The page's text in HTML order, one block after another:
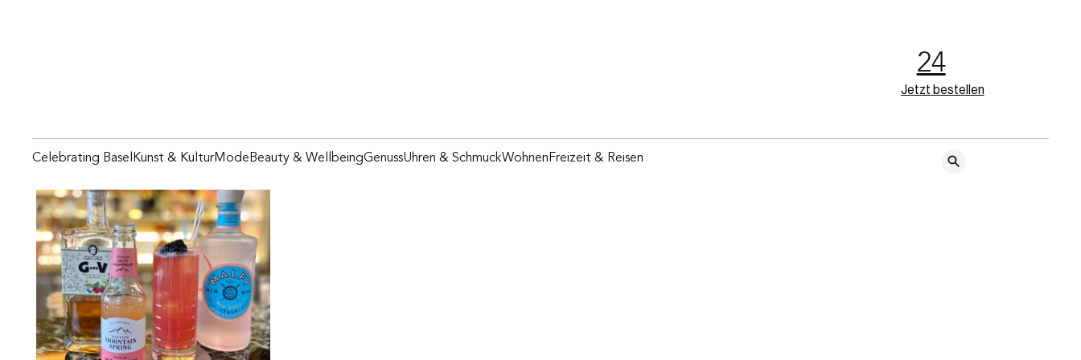
Celebrating BaselKunst & KulturModeBeauty & WellbeingGenussUhren & SchmuckWohnenFreizeit & Reisen
24
Jetzt bestellen